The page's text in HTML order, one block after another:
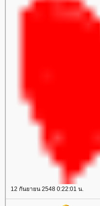
12 กันยายน 2548 0:22:01 น.